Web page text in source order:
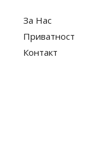
За Нас
Приватност
Контакт